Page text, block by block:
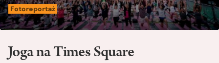
Fotoreportaż
Joga na Times Square